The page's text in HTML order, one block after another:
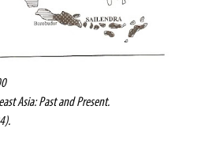
Asia: Past and Present.